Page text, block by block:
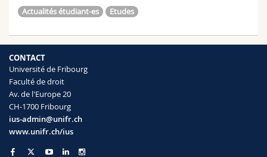
Actualités étudiant-es Etudes
CONTACT
Université de Fribourg
Faculté de droit
Av. de l'Europe 20
CH-1700 Fribourg
ius-admin@unifr.ch
www.unifr.ch/ius